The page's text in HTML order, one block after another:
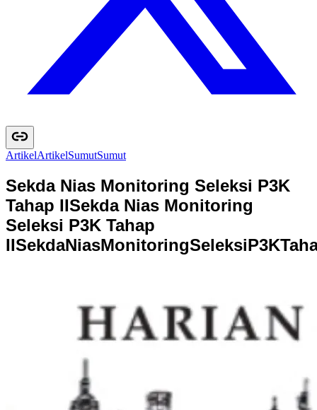
ArtikelArtikelSumutSumut
Sekda Nias Monitoring Seleksi P3K
Tahap IISekda Nias Monitoring
Seleksi P3K Tahap
IISekdaNiasMonitoringSeleksiP3KTah